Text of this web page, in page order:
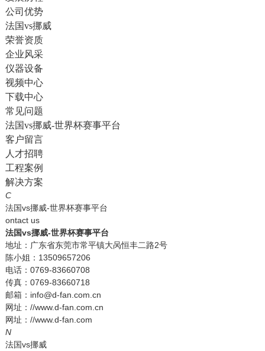
公司优势
法国vs挪威
荣誉资质
企业风采
仪器设备
视频中心
下载中心
常见问题
法国vs挪威-世界杯赛事平台
客户留言
人才招聘
工程案例
解决方案
C
法国vs挪威-世界杯赛事平台
ontact us
法国vs挪威-世界杯赛事平台
地址：广东省东莞市常平镇大呙恒丰二路2号
陈小姐：13509657206
电话：0769-83660708
传真：0769-83660718
邮箱：info@d-fan.com.cn
网址：//www.d-fan.com.cn
网址：//www.d-fan.com
N
法国vs挪威